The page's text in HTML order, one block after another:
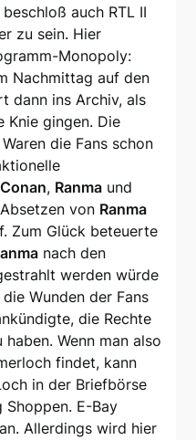
auch RTL II
zu sein. Hier
Monopoly:
Nachmittag auf den
dann ins Archiv, als
Knie gingen. Die
die Fans schon
Conan, Ranma und
von Ranma
Zum Glück beteuerte
nach den
werden würde
Wunden der Fans
die Rechte
Wenn man also
findet, kann
in der Briefbörse
E-Bay
Allerdings wird hier